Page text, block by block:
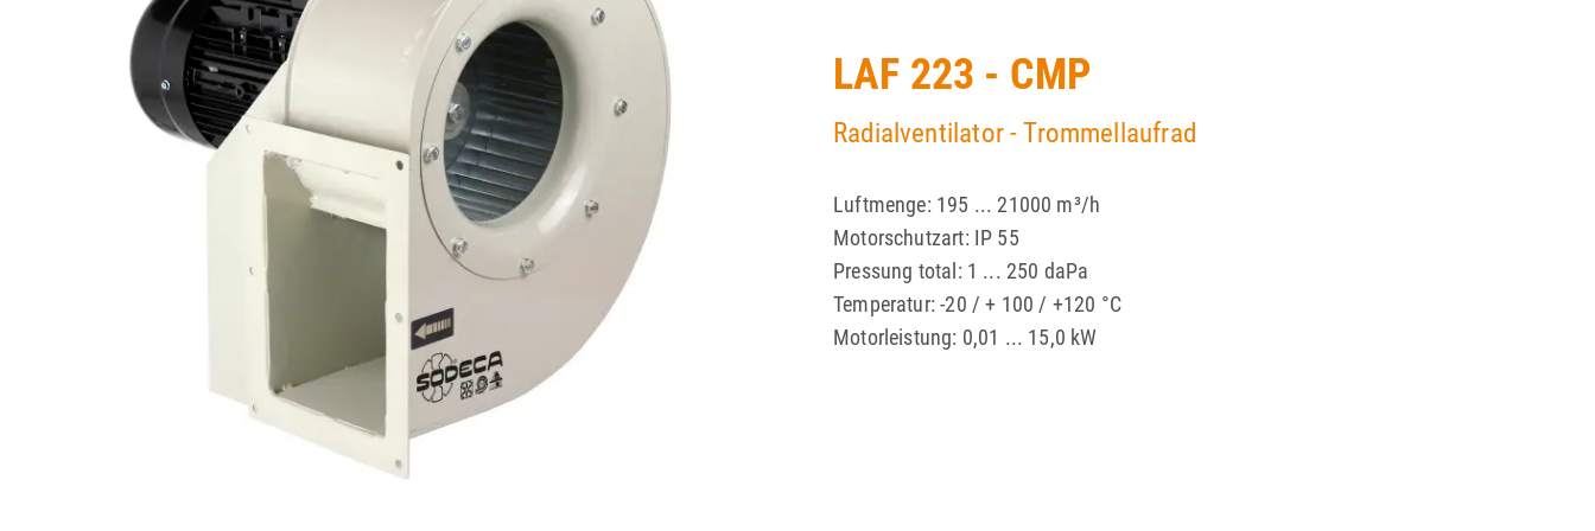
Lufttechnische Anlagen
LAF 223 - CMP
Radialventilator - Trommellaufrad
Luftmenge: 195 ... 21000 m³/h
Motorschutzart: IP 55
Pressung total: 1 ... 250 daPa
Temperatur: -20 / + 100 / +120 °C
Motorleistung: 0,01 ... 15,0 kW